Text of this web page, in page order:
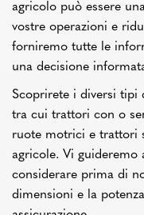
agricolo può essere
vostre operazioni e
forniremo tutte le
una decisione
Scoprirete i diversi
tra cui trattori con o
ruote motrici e trattori
agricole. Vi guideremo
considerare prima di
dimensioni e la